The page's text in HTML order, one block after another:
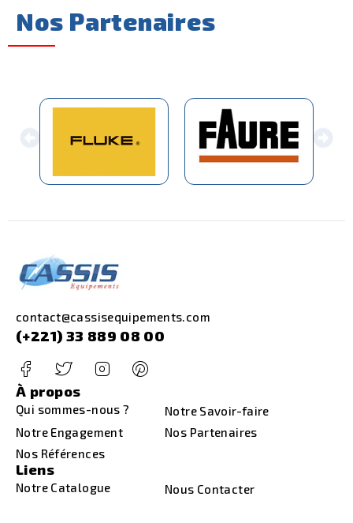
Nos Partenaires
contact@cassisequipements.com
(+221) 33 889 08 00
À propos
Qui sommes-nous ?
Notre Savoir-faire
Notre Engagement
Nos Partenaires
Nos Références
Liens
Notre Catalogue Nous Contacter